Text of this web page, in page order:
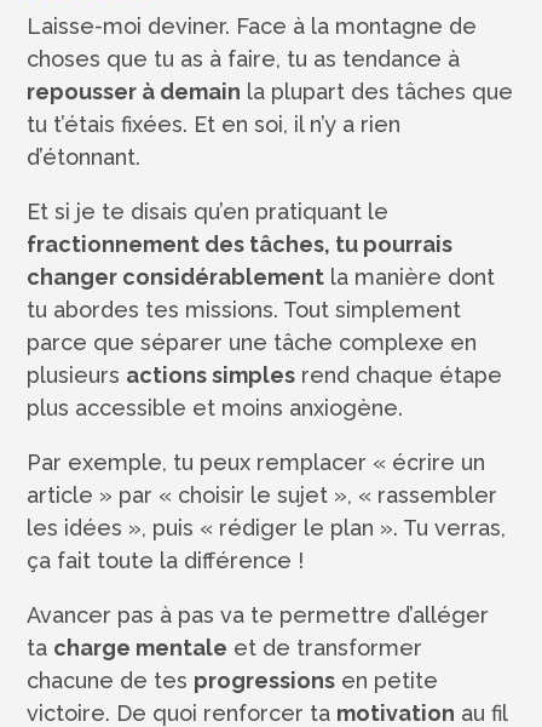
Laisse-moi deviner. Face à la montagne de
choses que tu as à faire, tu as tendance à
repousser à demain la plupart des tâches que
tu t’étais fixées. Et en soi, il n’y a rien
d’étonnant.
Et si je te disais qu’en pratiquant le
fractionnement des tâches, tu pourrais
changer considérablement la manière dont
tu abordes tes missions. Tout simplement
parce que séparer une tâche complexe en
plusieurs actions simples rend chaque étape
plus accessible et moins anxiogène.
Par exemple, tu peux remplacer « écrire un
article » par « choisir le sujet », « rassembler
les idées », puis « rédiger le plan ». Tu verras,
ça fait toute la différence !
Avancer pas à pas va te permettre d’alléger
ta charge mentale et de transformer
chacune de tes progressions en petite
victoire. De quoi renforcer ta motivation au fil